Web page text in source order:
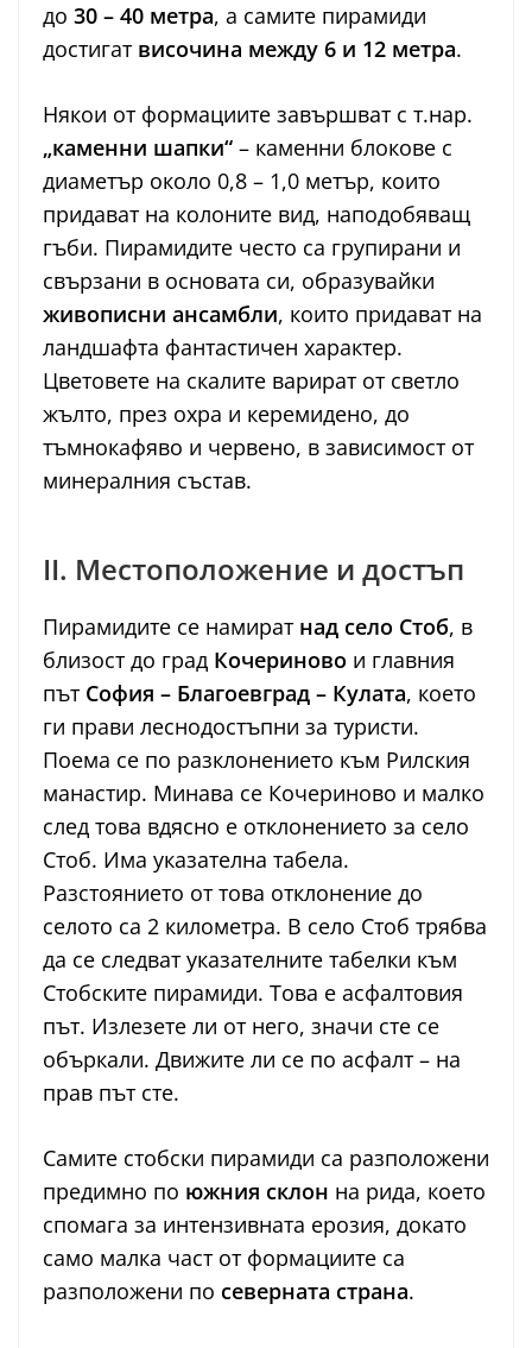
до 30 – 40 метра, а самите пирамиди
достигат височина между 6 и 12 метра.
Някои от формациите завършват с т.нар.
„каменни шапки“ – каменни блокове с
диаметър около 0,8 – 1,0 метър, които
придават на колоните вид, наподобяващ
гъби. Пирамидите често са групирани и
свързани в основата си, образувайки
живописни ансамбли, които придават на
ландшафта фантастичен характер.
Цветовете на скалите варират от светло
жълто, през охра и керемидено, до
тъмнокафяво и червено, в зависимост от
минералния състав.
II. Местоположение и достъп
Пирамидите се намират над село Стоб, в
близост до град Кочериново и главния
път София – Благоевград – Кулата, което
ги прави леснодостъпни за туристи.
Поема се по разклонението към Рилския
манастир. Минава се Кочериново и малко
след това вдясно е отклонението за село
Стоб. Има указателна табела.
Разстоянието от това отклонение до
селото са 2 километра. В село Стоб трябва
да се следват указателните табелки към
Стобските пирамиди. Това е асфалтовия
път. Излезете ли от него, значи сте се
объркали. Движите ли се по асфалт – на
прав път сте.
Самите стобски пирамиди са разположени
предимно по южния склон на рида, което
спомага за интензивната ерозия, докато
само малка част от формациите са
разположени по северната страна.